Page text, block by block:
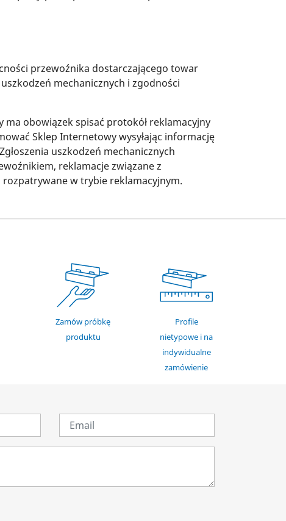
przewoźnika dostarczającego towar
mechanicznych i zgodności
obowiązek spisać protokół reklamacyjny
Sklep Internetowy wysyłając informację
uszkodzeń mechanicznych
reklamacje związane z
w trybie reklamacyjnym.
Zamów próbkę
produktu
Profile
nietypowe i na
indywidualne
zamówienie